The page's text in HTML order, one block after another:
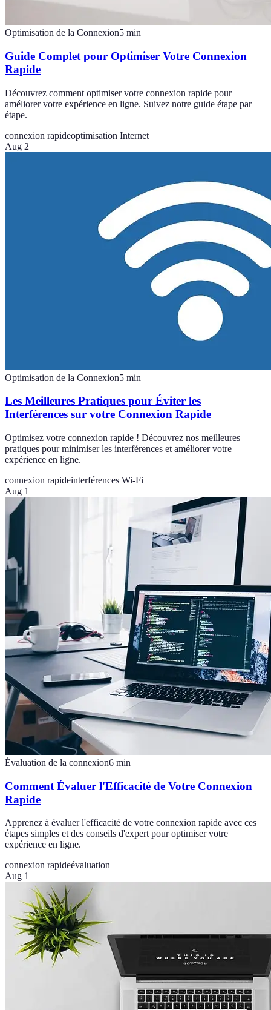
Optimisation de la Connexion5 min
Guide Complet pour Optimiser Votre Connexion
Rapide
Découvrez comment optimiser votre connexion rapide pour
améliorer votre expérience en ligne. Suivez notre guide étape par
étape.
connexion rapideoptimisation Internet
Aug 2
Optimisation de la Connexion5 min
Les Meilleures Pratiques pour Éviter les
Interférences sur votre Connexion Rapide
Optimisez votre connexion rapide ! Découvrez nos meilleures
pratiques pour minimiser les interférences et améliorer votre
expérience en ligne.
connexion rapideinterférences Wi-Fi
Aug 1
Évaluation de la connexion6 min
Comment Évaluer l'Efficacité de Votre Connexion
Rapide
Apprenez à évaluer l'efficacité de votre connexion rapide avec ces
étapes simples et des conseils d'expert pour optimiser votre
expérience en ligne.
connexion rapideévaluation
Aug 1